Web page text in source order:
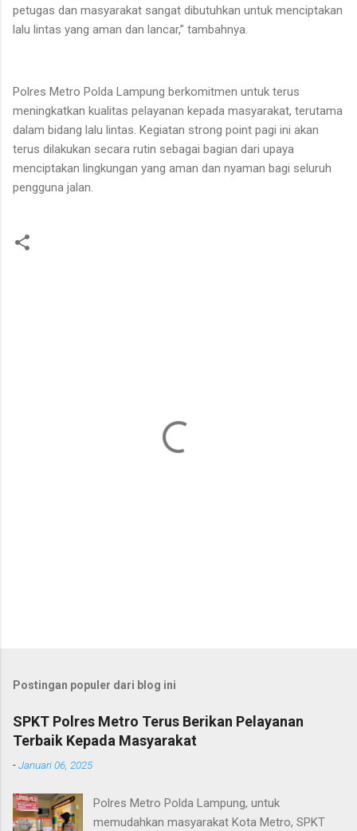
petugas dan masyarakat sangat dibutuhkan untuk menciptakan
lalu lintas yang aman dan lancar,” tambahnya.
Polres Metro Polda Lampung berkomitmen untuk terus
meningkatkan kualitas pelayanan kepada masyarakat, terutama
dalam bidang lalu lintas. Kegiatan strong point pagi ini akan
terus dilakukan secara rutin sebagai bagian dari upaya
menciptakan lingkungan yang aman dan nyaman bagi seluruh
pengguna jalan.
Postingan populer dari blog ini
SPKT Polres Metro Terus Berikan Pelayanan
Terbaik Kepada Masyarakat
-Januari 06, 2025
Polres Metro Polda Lampung, untuk
memudahkan masyarakat Kota Metro, SPKT